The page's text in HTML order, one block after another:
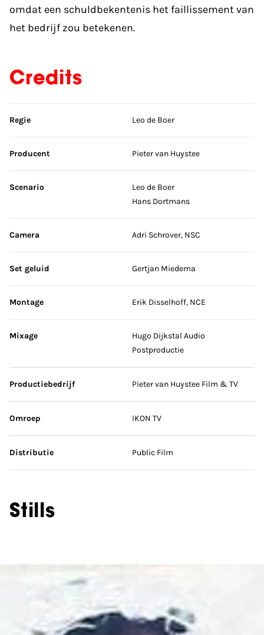
omdat een schuldbekentenis het faillissement van
het bedrijf zou betekenen.
Credits
Sla credits over
Regie Leo de Boer
Producent Pieter van Huystee
Scenario
Leo de Boer
Hans Dortmans
Camera Adri Schrover, NSC
Set geluid Gertjan Miedema
Montage Erik Disselhoff, NCE
Mixage
Hugo Dijkstal Audio
Postproductie
Productiebedrijf Pieter van Huystee Film & TV
Omroep IKON TV
Distributie Public Film
Stills